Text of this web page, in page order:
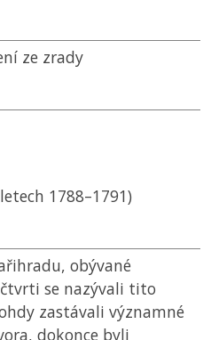
ze zrady
1788–1791)
obývané
čtvrti se nazývali tito
zastávali významné
dokonce byli